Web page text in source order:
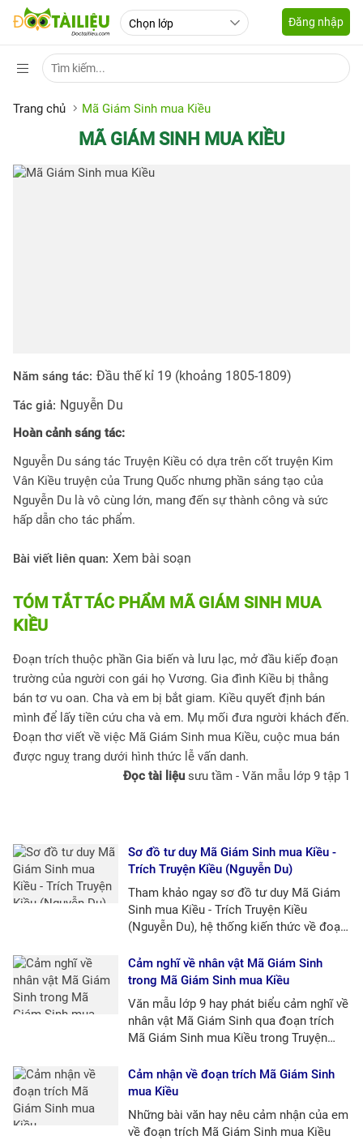
Đăng nhập
Trang chủ Mã Giám Sinh mua Kiều
MÃ GIÁM SINH MUA KIỀU
Năm sáng tác: Đầu thế kỉ 19 (khoảng 1805-1809)
Tác giả: Nguyễn Du
Hoàn cảnh sáng tác:
Nguyễn Du sáng tác Truyện Kiều có dựa trên cốt truyện Kim
Vân Kiều truyện của Trung Quốc nhưng phần sáng tạo của
Nguyễn Du là vô cùng lớn, mang đến sự thành công và sức
hấp dẫn cho tác phẩm.
Bài viết liên quan: Xem bài soạn
TÓM TẮT TÁC PHẨM MÃ GIÁM SINH MUA
KIỀU
Đoạn trích thuộc phần Gia biến và lưu lạc, mở đầu kiếp đoạn
trường của người con gái họ Vương. Gia đình Kiều bị thằng
bán tơ vu oan. Cha và em bị bắt giam. Kiều quyết định bán
mình để lấy tiền cứu cha và em. Mụ mối đưa người khách đến.
Đoạn thơ viết về việc Mã Giám Sinh mua Kiều, cuộc mua bán
được nguỵ trang dưới hình thức lễ vấn danh.
Đọc tài liệu sưu tầm - Văn mẫu lớp 9 tập 1
Sơ đồ tư duy Mã Giám Sinh mua Kiều -
Trích Truyện Kiều (Nguyễn Du)
Tham khảo ngay sơ đồ tư duy Mã Giám
Sinh mua Kiều - Trích Truyện Kiều
(Nguyễn Du), hệ thống kiến thức về đoạn
giúp học sinh lớp 9 học tốt môn Ngữ
Văn.
Cảm nghĩ về nhân vật Mã Giám Sinh
trong Mã Giám Sinh mua Kiều
Văn mẫu lớp 9 hay phát biểu cảm nghĩ về
nhân vật Mã Giám Sinh qua đoạn trích
Mã Giám Sinh mua Kiều trong Truyện
Cảm nhận về đoạn trích Mã Giám Sinh
mua Kiều
Những bài văn hay nêu cảm nhận của em
về đoạn trích Mã Giám Sinh mua Kiều